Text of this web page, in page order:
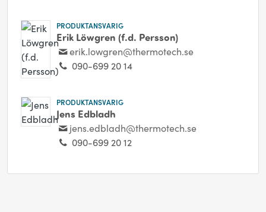
PRODUKTANSVARIG
Erik Löwgren (f.d. Persson)
erik.lowgren@thermotech.se
090-699 20 14
PRODUKTANSVARIG
Jens Edbladh
jens.edbladh@thermotech.se
090-699 20 12